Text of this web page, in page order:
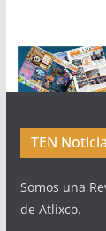
TEN
Somos una
de Atlixco.